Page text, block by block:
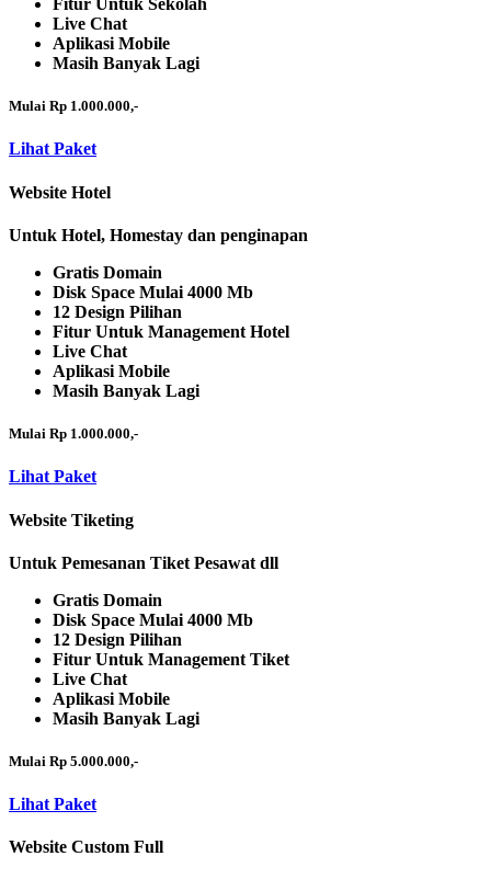
Fitur Untuk Sekolah
Live Chat
Aplikasi Mobile
Masih Banyak Lagi
Mulai Rp 1.000.000,-
Lihat Paket
Website Hotel
Untuk Hotel, Homestay dan penginapan
Gratis Domain
Disk Space Mulai 4000 Mb
12 Design Pilihan
Fitur Untuk Management Hotel
Live Chat
Aplikasi Mobile
Masih Banyak Lagi
Mulai Rp 1.000.000,-
Lihat Paket
Website Tiketing
Untuk Pemesanan Tiket Pesawat dll
Gratis Domain
Disk Space Mulai 4000 Mb
12 Design Pilihan
Fitur Untuk Management Tiket
Live Chat
Aplikasi Mobile
Masih Banyak Lagi
Mulai Rp 5.000.000,-
Lihat Paket
Website Custom Full